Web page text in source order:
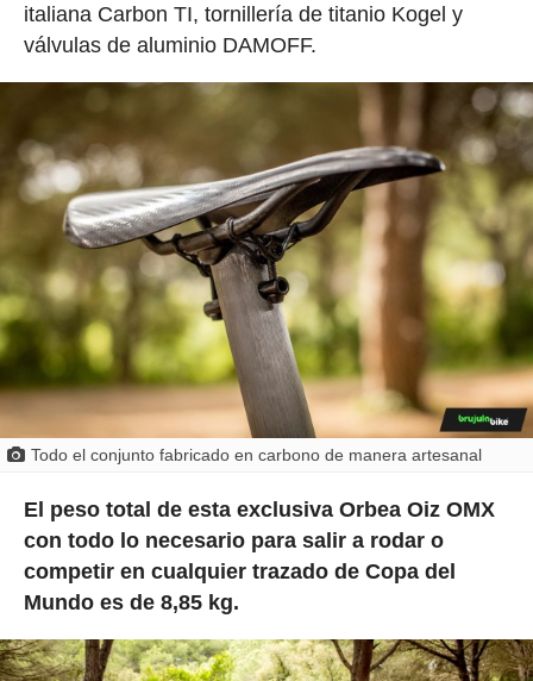
italiana Carbon TI, tornillería de titanio Kogel y
válvulas de aluminio DAMOFF.
Todo el conjunto fabricado en carbono de manera artesanal
El peso total de esta exclusiva Orbea Oiz OMX
con todo lo necesario para salir a rodar o
competir en cualquier trazado de Copa del
Mundo es de 8,85 kg.